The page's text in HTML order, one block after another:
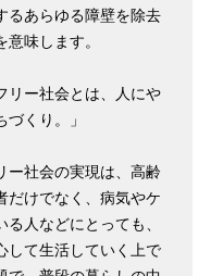
るあらゆる障壁を除去
意味します。
リー社会とは、人にや
づくり。」
ー社会の実現は、高齢
だけでなく、病気やケ
る人などにとっても、
して生活していく上で